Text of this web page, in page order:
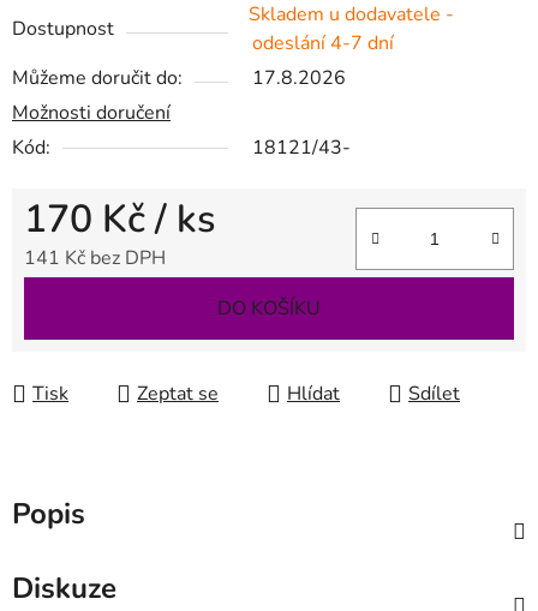
Dostupnost
Skladem u dodavatele -
odeslání 4-7 dní
Můžeme doručit do:
17.8.2026
Možnosti doručení
Kód:
18121/43-
170 Kč/ ks
141 Kč bez DPH
DO KOŠÍKU
Tisk Zeptat se Hlídat Sdílet
Popis
Diskuze